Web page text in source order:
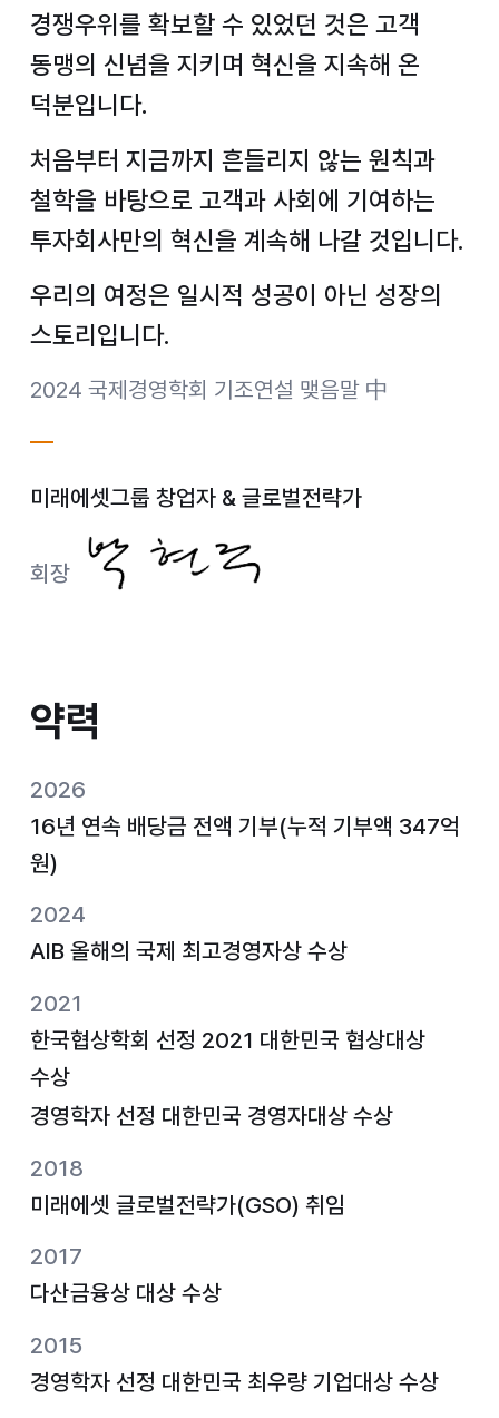
경쟁우위를 확보할 수 있었던 것은고객
동맹의 신념을 지키며 혁신을 지속해 온
덕분입니다.
처음부터 지금까지 흔들리지 않는 원칙과
철학을 바탕으로고객과 사회에 기여하는
투자회사만의 혁신을 계속해 나갈 것입니다.
우리의 여정은 일시적 성공이 아닌 성장의
스토리입니다.
2024 국제경영학회 기조연설 맺음말 中
미래에셋그룹 창업자 & 글로벌전략가
회장
약력
2026
16년 연속 배당금 전액 기부(누적 기부액 347억
원)
2024
AIB 올해의 국제 최고경영자상 수상
2021
한국협상학회 선정 2021 대한민국 협상대상
수상
경영학자 선정 대한민국 경영자대상 수상
2018
미래에셋 글로벌전략가(GSO) 취임
2017
다산금융상 대상 수상
2015
경영학자 선정 대한민국 최우량 기업대상 수상